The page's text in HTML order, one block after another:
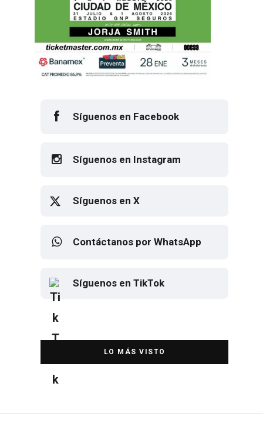
Síguenos en Facebook
Síguenos en Instagram
Síguenos en X
Contáctanos por WhatsApp
Síguenos en TikTok
DESTACADA
Elton John regresa a CDMX para
despedirse en el Estadio Banorte